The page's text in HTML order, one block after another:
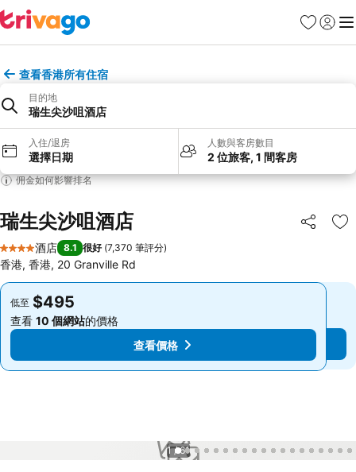
收藏夾
登入 選
查看香港所有住宿
目的地
瑞生尖沙咀酒店
入住/退房
選擇日期
人數與客房數目
2 位旅客, 1 間客房
佣金如何影響排名
瑞生尖沙咀酒店 分享
放
4 星級
酒店 8.1 很好 (7,370 筆評分)
香港, 香港, 20 Granville Rd
低至 $495
查看 10 個網站的價格
查看價格
低至 $495
查看 10 個網站的價格
查看價格
1 / 61